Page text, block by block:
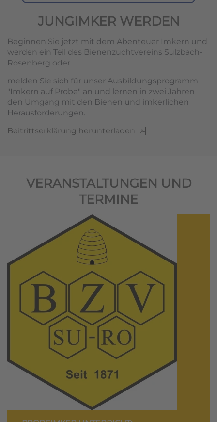
JUNGIMKER WERDEN
Beginnen Sie jetzt mit dem Abenteuer Imkern und
werden ein Teil des Bienenzuchtvereins Sulzbach-
Rosenberg oder
melden Sie sich für unser Ausbildungsprogramm
"Imkern auf Probe" an und lernen in zwei Jahren
den Umgang mit den Bienen und imkerlichen
Herausforderungen.
Beitrittserklärung herunterladen
VERANSTALTUNGEN UND
TERMINE